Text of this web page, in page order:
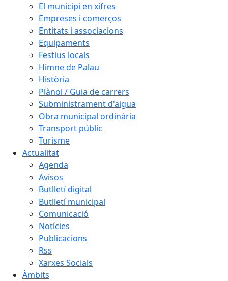
El municipi en xifres
Empreses i comerços
Entitats i associacions
Equipaments
Festius locals
Himne de Palau
Història
Plànol / Guia de carrers
Subministrament d'aigua
Obra municipal ordinària
Transport públic
Turisme
Actualitat
Agenda
Avisos
Butlletí digital
Butlletí municipal
Comunicació
Notícies
Publicacions
Rss
Xarxes Socials
Àmbits